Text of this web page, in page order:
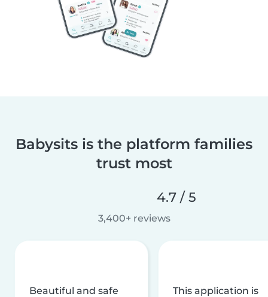
Babysits is the platform families
trust most
4.7 / 5
3,400+ reviews
Beautiful and safe
This application is